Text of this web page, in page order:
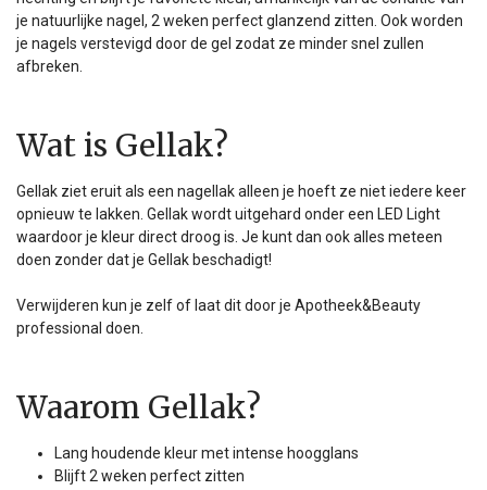
je natuurlijke nagel, 2 weken perfect glanzend zitten. Ook worden
je nagels verstevigd door de gel zodat ze minder snel zullen
afbreken.
Wat is Gellak?
Gellak ziet eruit als een nagellak alleen je hoeft ze niet iedere keer
opnieuw te lakken. Gellak wordt uitgehard onder een LED Light
waardoor je kleur direct droog is. Je kunt dan ook alles meteen
doen zonder dat je Gellak beschadigt!
Verwijderen kun je zelf of laat dit door je Apotheek&Beauty
professional doen.
Waarom Gellak?
Lang houdende kleur met intense hoogglans
Blijft 2 weken perfect zitten